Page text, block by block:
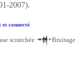
2007).
et connecté.
scratchée Bruitage